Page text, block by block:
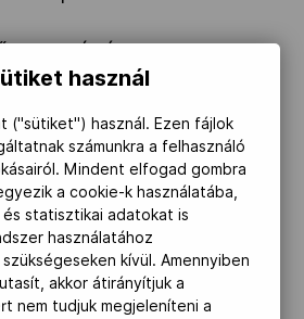
AZ 5. HELYÉRT
(vasárnap)
használ
("sütiket") használ. Ezen fájlok
számunkra a felhasználó
Mindent elfogad gombra
a cookie-k használatába,
és statisztikai adatokat is
használatához
kívül. Amennyiben
akkor átirányítjuk a
nem tudjuk megjeleníteni a